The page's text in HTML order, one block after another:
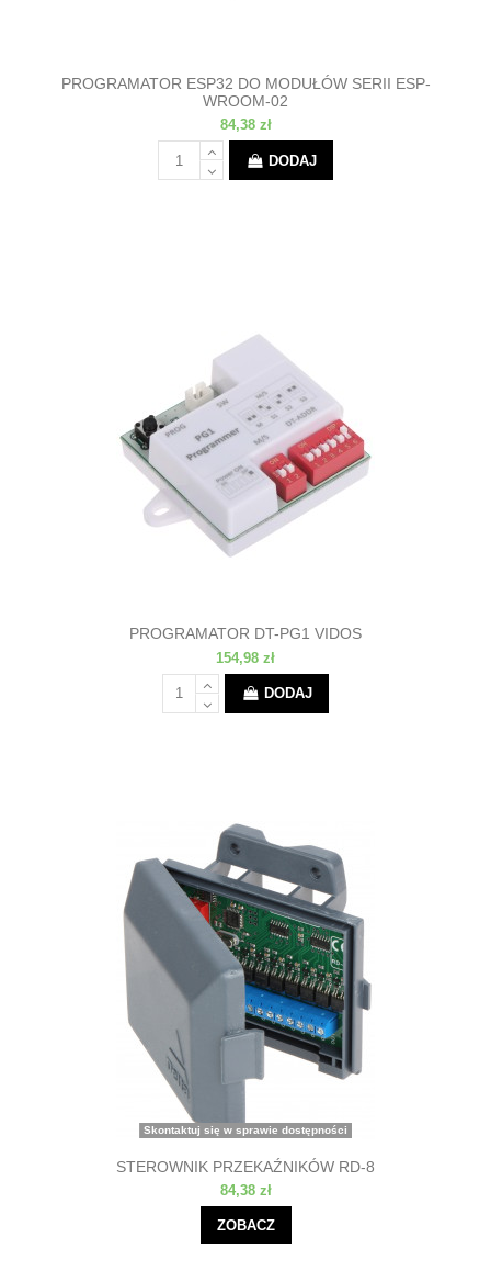
PROGRAMATOR ESP32 DO MODUŁÓW SERII ESP-
WROOM-02
84,38 zł
DODAJ
PROGRAMATOR DT-PG1 VIDOS
154,98 zł
DODAJ
Skontaktuj się w sprawie dostępności
STEROWNIK PRZEKAŹNIKÓW RD-8
84,38 zł
ZOBACZ